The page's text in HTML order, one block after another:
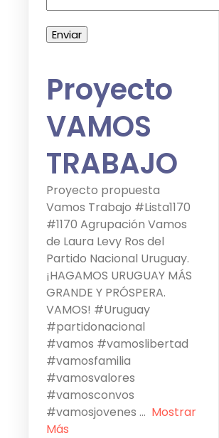
Proyecto
VAMOS
TRABAJO
Proyecto propuesta
Vamos Trabajo #Lista1170
#1170 Agrupación Vamos
de Laura Levy Ros del
Partido Nacional Uruguay.
¡HAGAMOS URUGUAY MÁS
GRANDE Y PRÓSPERA.
VAMOS! #Uruguay
#partidonacional
#vamos #vamoslibertad
#vamosfamilia
#vamosvalores
#vamosconvos
#vamosjovenes ... Mostrar
Más